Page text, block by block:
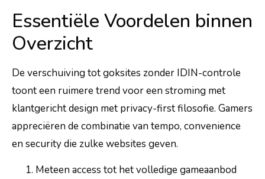
Essentiële Voordelen binnen
Overzicht
De verschuiving tot goksites zonder IDIN-controle
toont een ruimere trend voor een stroming met
klantgericht design met privacy-first filosofie. Gamers
appreciëren de combinatie van tempo, convenience
en security die zulke websites geven.
Meteen access tot het volledige gameaanbod